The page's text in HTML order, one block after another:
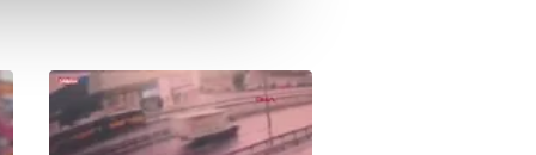
sunulması
ve sizlere yönelik